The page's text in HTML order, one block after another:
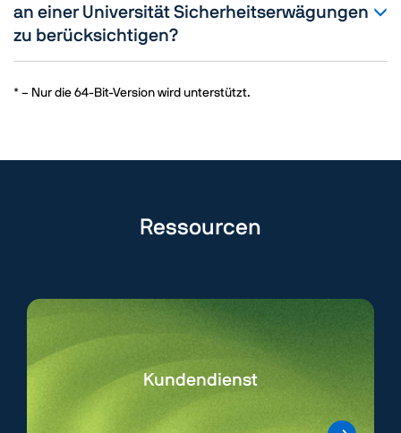
an einer Universität Sicherheitserwägungen
zu berücksichtigen?
* – Nur die 64-Bit-Version wird unterstützt.
Ressourcen
Kundendienst